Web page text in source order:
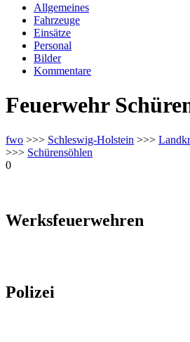
Allgemeines
Fahrzeuge
Einsätze
Personal
Bilder
Kommentare
Feuerwehr
fwo >>> Schleswig-Holstein >>>
>>> Schürensöhlen
0
Werksfeuerwehren
Polizei